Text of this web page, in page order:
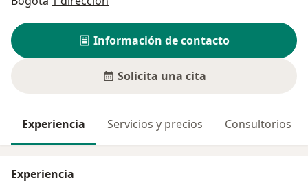
Información de contacto
Solicita una cita
Experiencia Servicios y precios Consultorios
Experiencia